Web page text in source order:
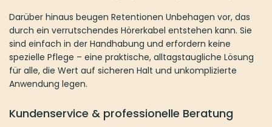
Darüber hinaus beugen Retentionen Unbehagen vor, das
durch ein verrutschendes Hörerkabel entstehen kann. Sie
sind einfach in der Handhabung und erfordern keine
spezielle Pflege – eine praktische, alltagstaugliche Lösung
für alle, die Wert auf sicheren Halt und unkomplizierte
Anwendung legen.
Kundenservice & professionelle Beratung